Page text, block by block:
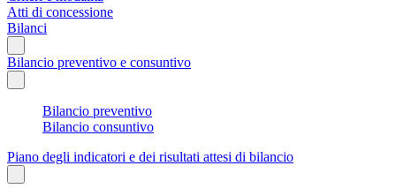
Atti di concessione
Bilanci
Bilancio preventivo e consuntivo
Bilancio preventivo
Bilancio consuntivo
Piano degli indicatori e dei risultati attesi di bilancio